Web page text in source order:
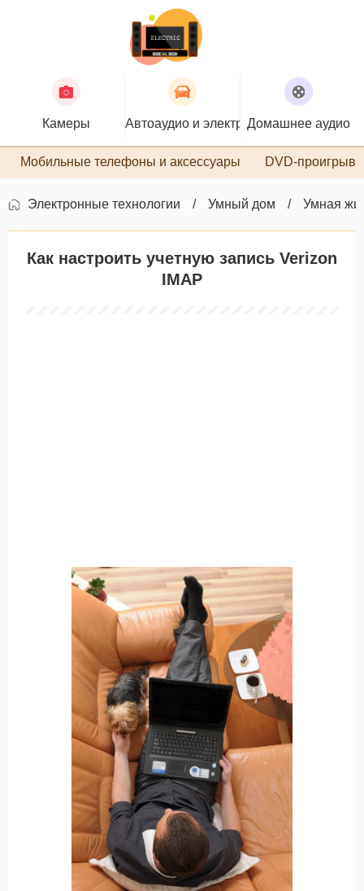
Камеры Автоаудио и электроникаДомашнее аудио
Мобильные телефоны и аксессуары DVD-
Электронные технологии Умный дом Умная
Как настроить учетную запись Verizon
IMAP